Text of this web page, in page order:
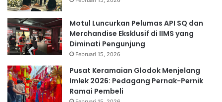
Motul Luncurkan Pelumas API SQ dan
Merchandise Eksklusif di IIMS yang
Diminati Pengunjung
Februari 15, 2026
Pusat Keramaian Glodok Menjelang
Imlek 2026: Pedagang Pernak-Pernik
Ramai Pembeli